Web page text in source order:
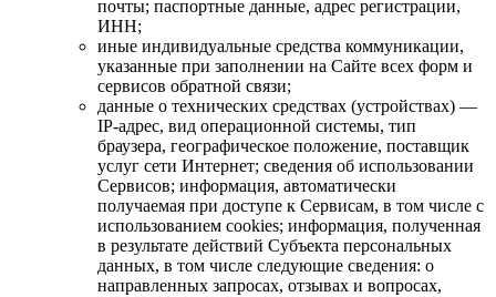
почты; паспортные данные, адрес регистрации,
ИНН;
иные индивидуальные средства коммуникации,
указанные при заполнении на Сайте всех форм и
сервисов обратной связи;
данные о технических средствах (устройствах) —
IP-адрес, вид операционной системы, тип
браузера, географическое положение, поставщик
услуг сети Интернет; сведения об использовании
Сервисов; информация, автоматически
получаемая при доступе к Сервисам, в том числе с
использованием cookies; информация, полученная
в результате действий Субъекта персональных
данных, в том числе следующие сведения: о
направленных запросах, отзывах и вопросах,